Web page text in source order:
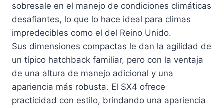
sobresale en el manejo de condiciones climáticas
desafiantes, lo que lo hace ideal para climas
impredecibles como el del Reino Unido.
Sus dimensiones compactas le dan la agilidad de
un típico hatchback familiar, pero con la ventaja
de una altura de manejo adicional y una
apariencia más robusta. El SX4 ofrece
practicidad con estilo, brindando una apariencia